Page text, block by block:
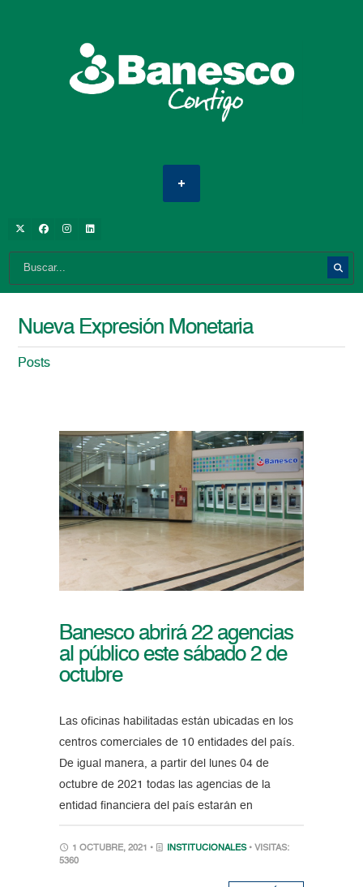
Nueva Expresión Monetaria
Posts
Banesco abrirá 22 agencias
al público este sábado 2 de
octubre
Las oficinas habilitadas están ubicadas en los
centros comerciales de 10 entidades del país.
De igual manera, a partir del lunes 04 de
octubre de 2021 todas las agencias de la
entidad financiera del país estarán en
1 OCTUBRE, 2021 • INSTITUCIONALES • VISITAS:
5360